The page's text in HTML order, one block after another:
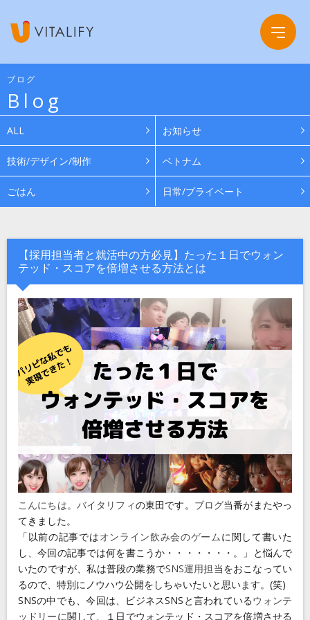
Company
会社概要
グループ会社
Service
Work
News
Recruit
Blog
Contact
ブログ
Blog
ALL お知らせ
技術/デザイン/制作 ベトナム
ごはん 日常/プライベート
【採用担当者と就活中の方必見】たった１日でウォン
テッド・スコアを倍増させる方法とは
こんにちは。 バイタリフィの東田です。 ブログ当番がまたやっ
てきました。
「以前の記事ではオンライン飲み会のゲームに関して書いた
し、今回の記事では何を書こうか・・・・・・・。」と悩んで
いたのですが、私は普段の業務でSNS運用担当をおこなってい
るので、特別にノウハウ公開をしちゃいたいと思います。(笑)
SNSの中でも、今回は、ビジネスSNSと言われているウォンテ
ッドリーに関して、１日でウォンテッド・スコアを倍増させる